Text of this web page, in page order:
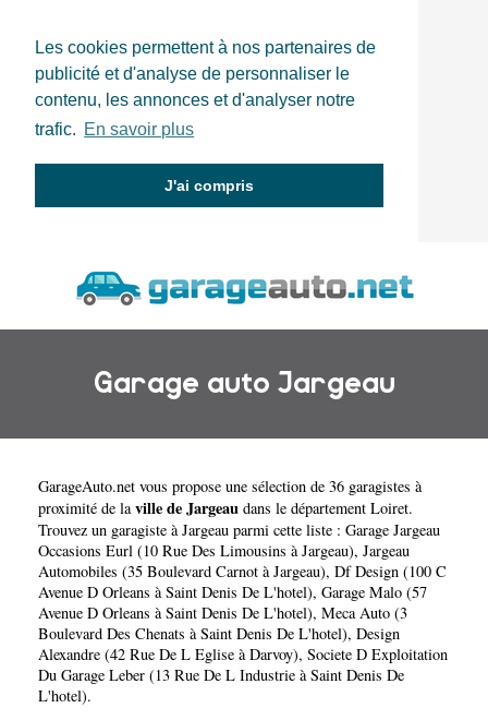
Les cookies permettent à nos partenaires de
publicité et d'analyse de personnaliser le
contenu, les annonces et d'analyser notre
trafic. En savoir plus
J'ai compris
Garage auto Jargeau
GarageAuto.net vous propose une sélection de 36 garagistes à
proximité de laville de Jargeau dans le département Loiret.
Trouvez un garagiste à Jargeau parmi cette liste : Garage Jargeau
Occasions Eurl (10 Rue Des Limousins à Jargeau), Jargeau
Automobiles (35 Boulevard Carnot à Jargeau), Df Design (100 C
Avenue D Orleans à Saint Denis De L'hotel), Garage Malo (57
Avenue D Orleans à Saint Denis De L'hotel), Meca Auto (3
Boulevard Des Chenats à Saint Denis De L'hotel), Design
Alexandre (42 Rue De L Eglise à Darvoy), Societe D Exploitation
Du Garage Leber (13 Rue De L Industrie à Saint Denis De
L'hotel).